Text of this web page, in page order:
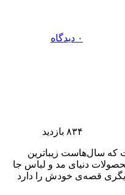
۰ دیدگاه
۸۳۴ بازدید
که سال‌هاست زیباترین
دنیای مد و لباس جا
قصه‌ی خودش را دارد